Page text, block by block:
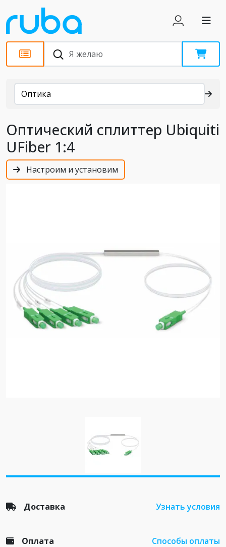
Каталог
Оптика
Оптический сплиттер Ubiquiti
UFiber 1:4
Настроим и установим
Доставка Узнать условия
Оплата Способы оплаты